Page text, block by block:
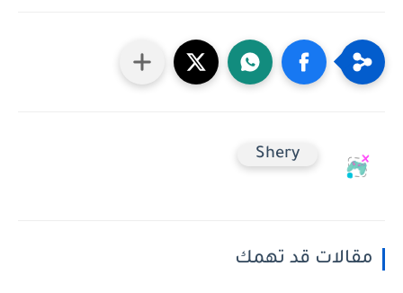
Shery
مقالات قد تهمك